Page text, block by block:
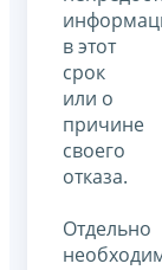
в этот
срок
или о
причине
своего
отказа.
Отдельно